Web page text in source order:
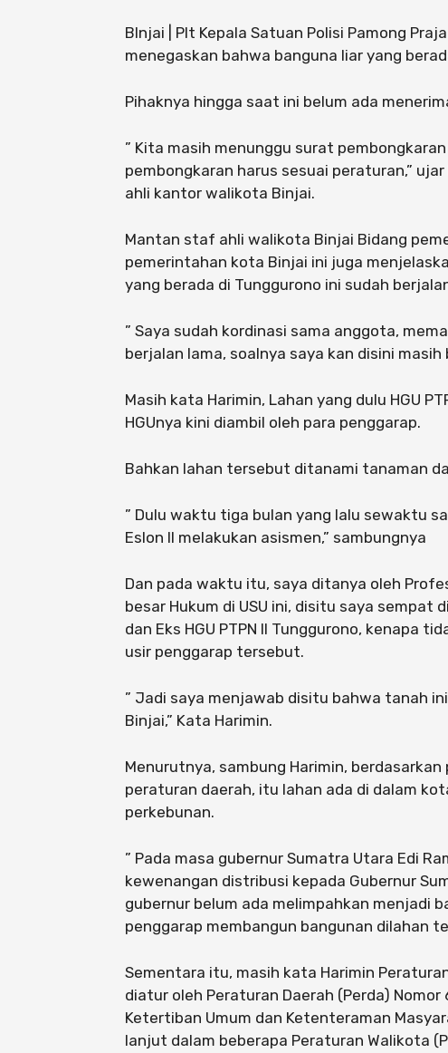
BInjai | Plt Kepala Satuan Polisi Pamong
menegaskan bahwa banguna liar yang
Pihaknya hingga saat ini belum ada
” Kita masih menunggu surat
pembongkaran harus sesuai peraturan,”
ahli kantor walikota Binjai.
Mantan staf ahli walikota Binjai Bidang
pemerintahan kota Binjai ini juga
yang berada di Tunggurono ini sudah
” Saya sudah kordinasi sama anggota,
berjalan lama, soalnya saya kan disini
Masih kata Harimin, Lahan yang dulu HGU
HGUnya kini diambil oleh para penggarap.
Bahkan lahan tersebut ditanami tanaman
” Dulu waktu tiga bulan yang lalu sewaktu
Eslon II melakukan asismen,” sambungnya
Dan pada waktu itu, saya ditanya oleh
besar Hukum di USU ini, disitu saya sempat
dan Eks HGU PTPN II Tunggurono, kenapa
usir penggarap tersebut.
” Jadi saya menjawab disitu bahwa tanah
Binjai,” Kata Harimin.
Menurutnya, sambung Harimin,
peraturan daerah, itu lahan ada di dalam
perkebunan.
” Pada masa gubernur Sumatra Utara Edi
kewenangan distribusi kepada Gubernur
gubernur belum ada melimpahkan menjadi
penggarap membangun bangunan dilahan
Sementara itu, masih kata Harimin
diatur oleh Peraturan Daerah (Perda)
Ketertiban Umum dan Ketenteraman
lanjut dalam beberapa Peraturan Walikota